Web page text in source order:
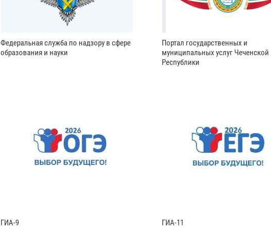
Федеральная служба по надзору в сфере
образования и науки
Портал государственных и
муниципальных услуг Чеченской
Республики
ГИА-9 ГИА-11